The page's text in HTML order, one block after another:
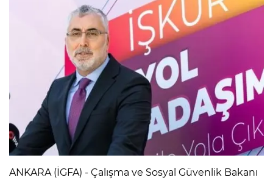
ANKARA (İGFA) - Çalışma ve Sosyal Güvenlik Bakanı